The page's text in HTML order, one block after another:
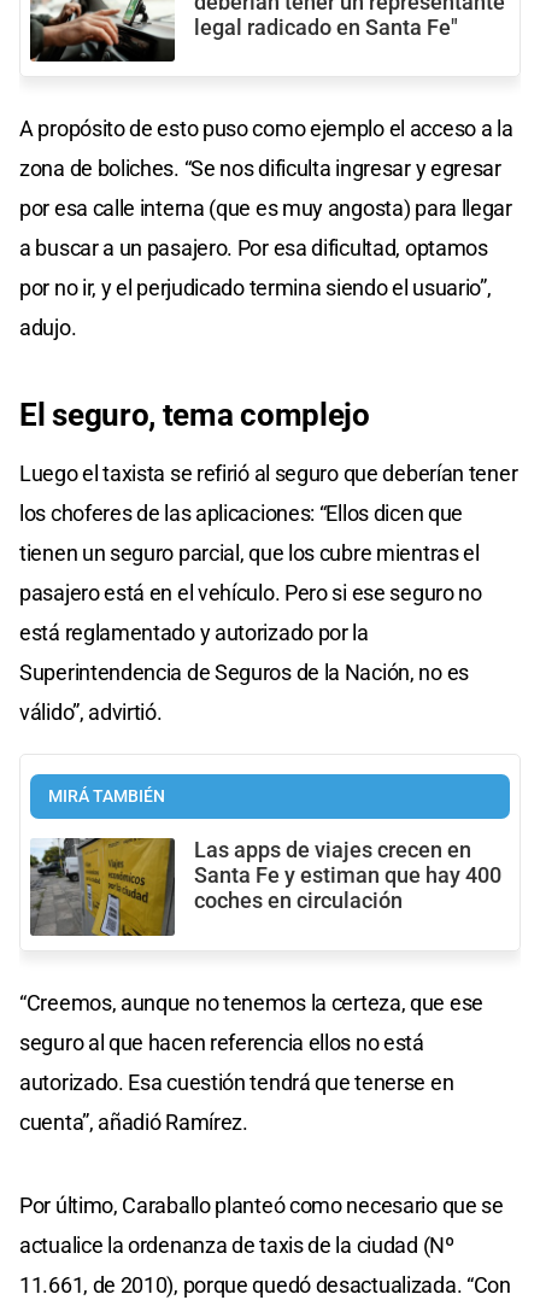
legal radicado en Santa Fe"
A propósito de esto puso como ejemplo el acceso a la
zona de boliches. “Se nos dificulta ingresar y egresar
por esa calle interna (que es muy angosta) para llegar
a buscar a un pasajero. Por esa dificultad, optamos
por no ir, y el perjudicado termina siendo el usuario”,
adujo.
El seguro, tema complejo
Luego el taxista se refirió al seguro que deberían tener
los choferes de las aplicaciones: “Ellos dicen que
tienen un seguro parcial, que los cubre mientras el
pasajero está en el vehículo. Pero si ese seguro no
está reglamentado y autorizado por la
Superintendencia de Seguros de la Nación, no es
válido”, advirtió.
MIRÁ TAMBIÉN
Las apps de viajes crecen en
Santa Fe y estiman que hay 400
coches en circulación
“Creemos, aunque no tenemos la certeza, que ese
seguro al que hacen referencia ellos no está
autorizado. Esa cuestión tendrá que tenerse en
cuenta”, añadió Ramírez.
Por último, Caraballo planteó como necesario que se
actualice la ordenanza de taxis de la ciudad (Nº
11.661, de 2010), porque quedó desactualizada. “Con